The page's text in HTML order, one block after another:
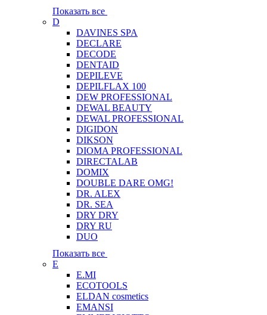
Показать все
D
DAVINES SPA
DECLARE
DECODE
DENTAID
DEPILEVE
DEPILFLAX 100
DEW PROFESSIONAL
DEWAL BEAUTY
DEWAL PROFESSIONAL
DIGIDON
DIKSON
DIOMA PROFESSIONAL
DIRECTALAB
DOMIX
DOUBLE DARE OMG!
DR. ALEX
DR. SEA
DRY DRY
DRY RU
DUO
Показать все
E
E.MI
ECOTOOLS
ELDAN cosmetics
EMANSI